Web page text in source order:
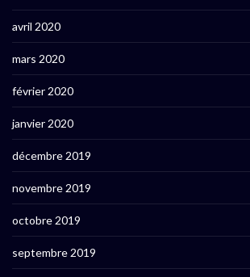
avril 2020
mars 2020
février 2020
janvier 2020
décembre 2019
novembre 2019
octobre 2019
septembre 2019